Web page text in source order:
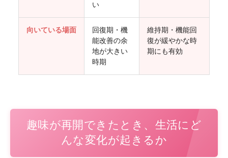
い
向いている場面
回復期・機
能改善の余
地が大きい
時期
維持期・機能回
復が緩やかな時
期にも有効
趣味が再開できたとき、生活にど
んな変化が起きるか